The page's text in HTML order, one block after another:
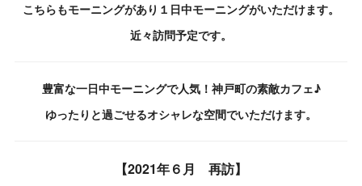
こちらもモーニングがあり１日中モーニングがいただけます。
近々訪問予定です。
豊富な一日中モーニングで人気！神戸町の素敵カフェ♪
ゆったりと過ごせるオシャレな空間でいただけます。
【2021年６月 再訪】